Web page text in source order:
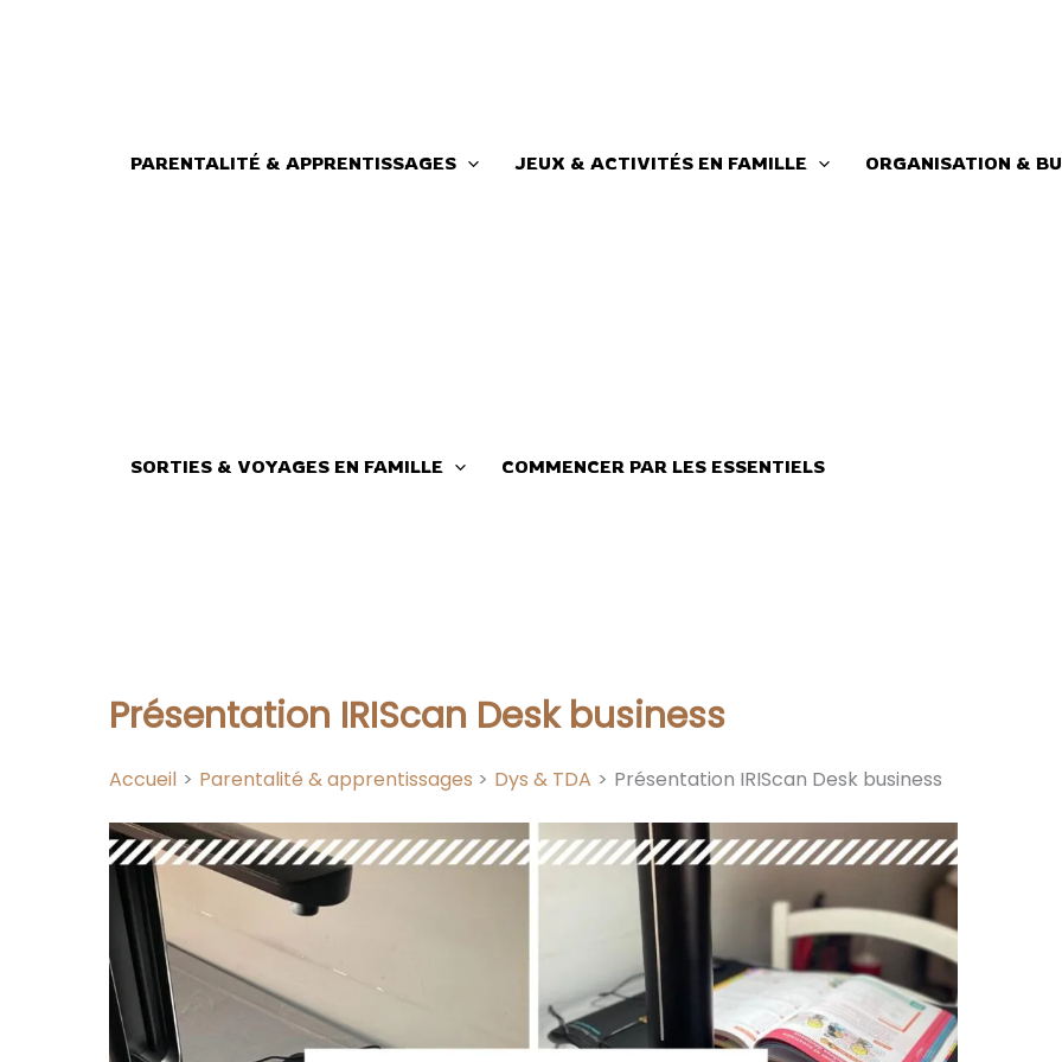
PARENTALITÉ & APPRENTISSAGES JEUX & ACTIVITÉS EN FAMILLE ORGANISATION &
SORTIES & VOYAGES EN FAMILLE COMMENCER PAR LES ESSENTIELS
Présentation IRIScan Desk business
Accueil Parentalité & apprentissages Dys & TDA Présentation IRIScan Desk business